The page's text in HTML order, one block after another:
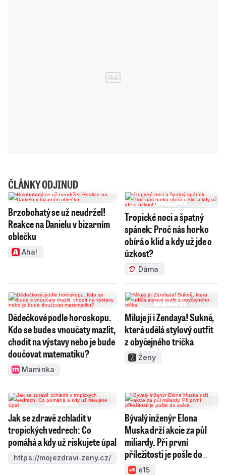
ČLÁNKY ODJINUD
Brzobohatý se už neudržel!
Reakce na Danielu v bizarním
oblečku
Aha!
Tropické noci a špatný
spánek: Proč nás horko
obírá o klid a kdy už jde o
úzkost?
Dáma
Dědečkové podle horoskopu.
Kdo se bude s vnoučaty mazlit,
chodit na výstavy nebo je bude
doučovat matematiku?
Maminka
Miluje ji i Zendaya! Sukně,
která udělá stylový outfit
z obyčejného trička
Ženy
Jak se zdravě zchladit v
tropických vedrech: Co
pomáhá a kdy už riskujete úpal
https://mojezdravi.zeny.cz/
Bývalý inženýr Elona
Muska drží akcie za půl
miliardy. Při první
příležitosti je pošle do
světae15